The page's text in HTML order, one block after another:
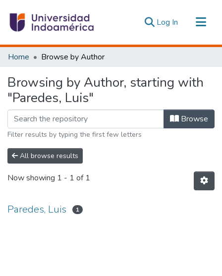
Log In (current)
Communities & Collections
Estadísticas Externas
Home Browse by Author
Browsing by Author, starting with
"Paredes, Luis"
Browse
Filter results by typing the first few letters
All browse results
Now showing 1 - 1 of 1
Paredes, Luis 1